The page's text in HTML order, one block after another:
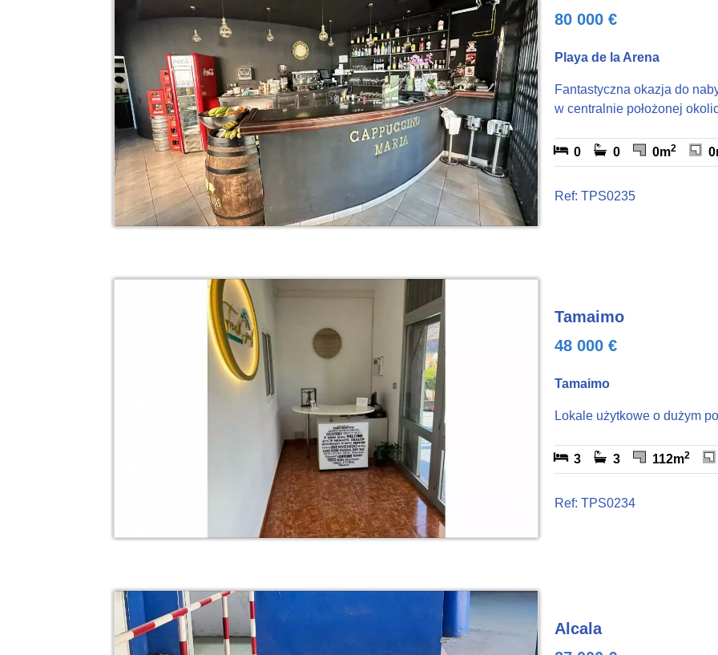
80 000 €
Playa de la Arena
Fantastyczna okazja do
w centralnie położonej
0 0 0m2
Ref: TPS0235
Tamaimo
48 000 €
Tamaimo
Lokale użytkowe o dużym
3 3 112m2
Ref: TPS0234
Alcala